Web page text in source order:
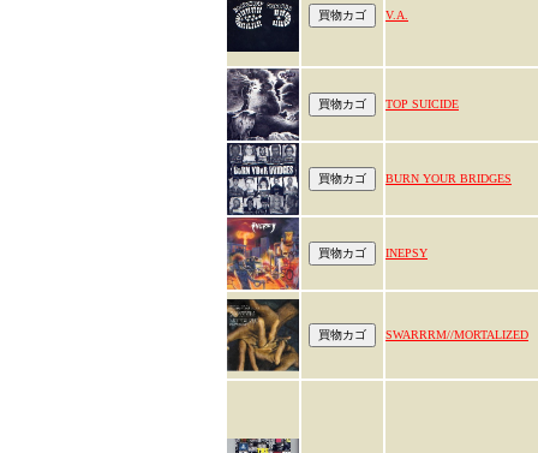
V.A.
TOP SUICIDE
BURN YOUR BRIDGES
INEPSY
SWARRRM//MORTALIZED